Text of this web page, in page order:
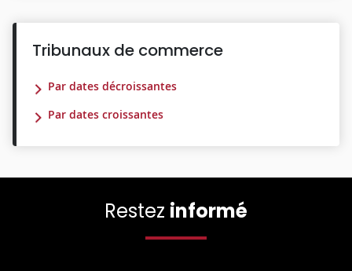
Tribunaux de commerce
Par dates décroissantes
Par dates croissantes
Restez informé